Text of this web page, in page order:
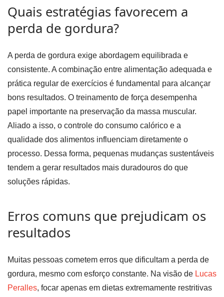
Quais estratégias favorecem a
perda de gordura?
A perda de gordura exige abordagem equilibrada e
consistente. A combinação entre alimentação adequada e
prática regular de exercícios é fundamental para alcançar
bons resultados. O treinamento de força desempenha
papel importante na preservação da massa muscular.
Aliado a isso, o controle do consumo calórico e a
qualidade dos alimentos influenciam diretamente o
processo. Dessa forma, pequenas mudanças sustentáveis
tendem a gerar resultados mais duradouros do que
soluções rápidas.
Erros comuns que prejudicam os
resultados
Muitas pessoas cometem erros que dificultam a perda de
gordura, mesmo com esforço constante. Na visão de Lucas
Peralles, focar apenas em dietas extremamente restritivas